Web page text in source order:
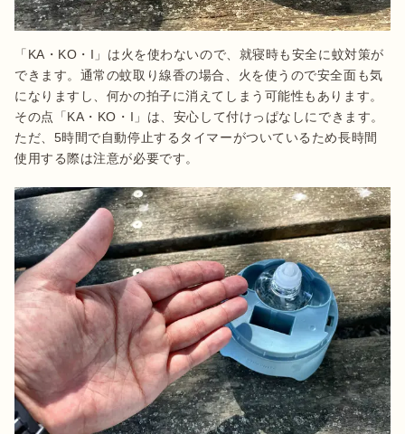
「KA・KO・I」は火を使わないので、就寝時も安全に蚊対策が
できます。通常の蚊取り線香の場合、火を使うので安全面も気
になりますし、何かの拍子に消えてしまう可能性もあります。
その点「KA・KO・I」は、安心して付けっぱなしにできます。
ただ、5時間で自動停止するタイマーがついているため長時間
使用する際は注意が必要です。